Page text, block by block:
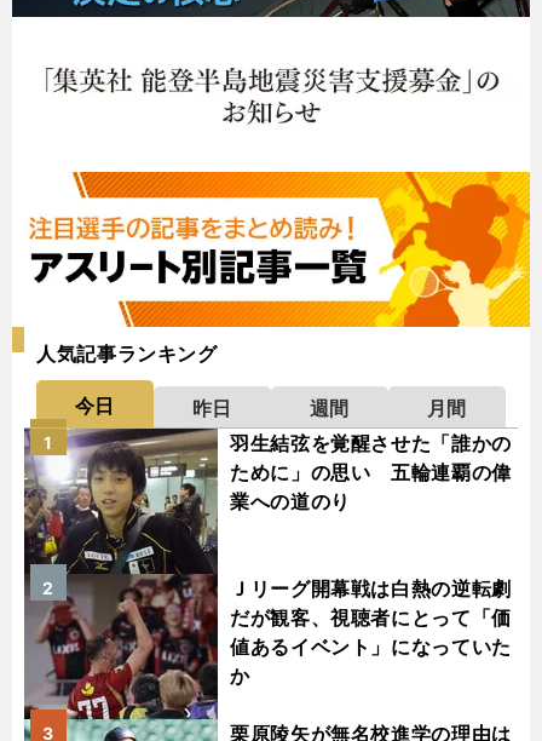
人気記事ランキング
今日 昨日 週間
月間
羽生結弦を覚醒させた「誰かの
ために」の思い 五輪連覇の偉
業への道のり
1
Ｊリーグ開幕戦は白熱の逆転劇
だが観客、視聴者にとって「価
値あるイベント」になっていた
か
2
栗原陵矢が無名校進学の理由は
3